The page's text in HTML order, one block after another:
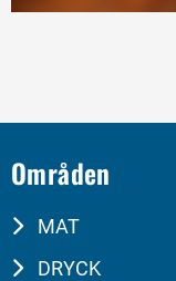
Områden
MAT
DRYCK